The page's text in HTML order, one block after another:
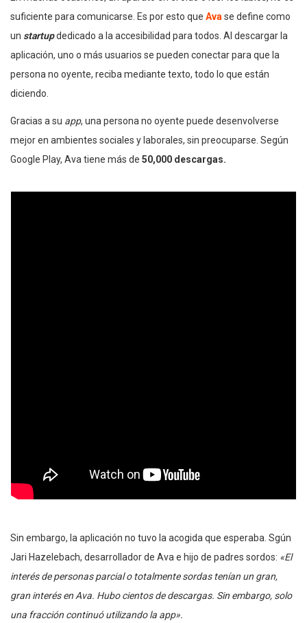
suficiente para comunicarse. Es por esto que Ava se define como
un startupdedicado a la accesibilidad para todos. Al descargar la
aplicación, uno o más usuarios se pueden conectar para que la
persona no oyente, reciba mediante texto, todo lo que están
diciendo.
Gracias a su app, una persona no oyente puede desenvolverse
mejor en ambientes sociales y laborales, sin preocuparse. Según
Google Play, Ava tiene más de 50,000 descargas.
Sin embargo, la aplicación no tuvo la acogida que esperaba. Sgún
Jari Hazelebach, desarrollador de Ava e hijo de padres sordos: «El
interés de personas parcial o totalmente sordas tenían un gran,
gran interés en Ava. Hubo cientos de descargas. Sin embargo, solo
una fracción continuó utilizando la app».